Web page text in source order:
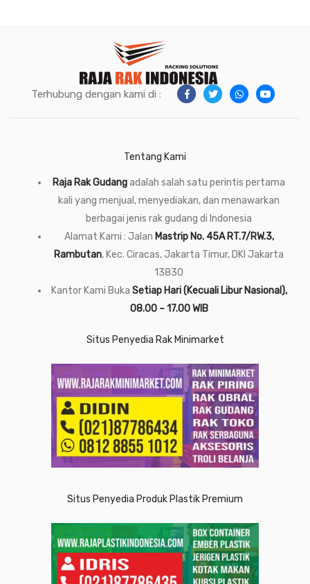
Terhubung dengan kami di :
Tentang Kami
Raja Rak Gudangadalah salah satu perintis pertama
kali yang menjual, menyediakan, dan menawarkan
berbagai jenis rak gudang di Indonesia
Alamat Kami : Jalan Mastrip No. 45A RT.7/RW.3,
Rambutan, Kec. Ciracas, Jakarta Timur, DKI Jakarta
13830
Kantor Kami Buka Setiap Hari (Kecuali Libur Nasional),
08.00 – 17.00 WIB
Situs Penyedia Rak Minimarket
Situs Penyedia Produk Plastik Premium